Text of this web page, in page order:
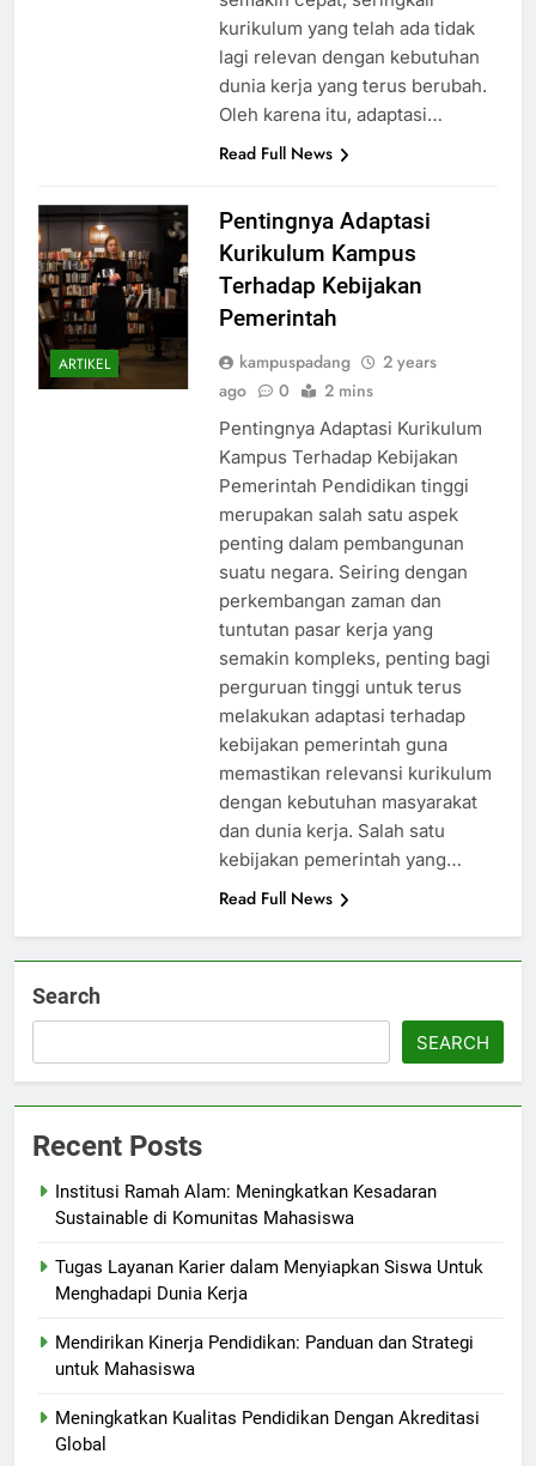
kurikulum yang telah ada tidak
lagi relevan dengan kebutuhan
dunia kerja yang terus berubah.
Oleh karena itu, adaptasi…
Read Full News
ARTIKEL
Pentingnya Adaptasi
Kurikulum Kampus
Terhadap Kebijakan
Pemerintah
kampuspadang
2 years
ago
0 2 mins
Pentingnya Adaptasi Kurikulum
Kampus Terhadap Kebijakan
Pemerintah Pendidikan tinggi
merupakan salah satu aspek
penting dalam pembangunan
suatu negara. Seiring dengan
perkembangan zaman dan
tuntutan pasar kerja yang
semakin kompleks, penting bagi
perguruan tinggi untuk terus
melakukan adaptasi terhadap
kebijakan pemerintah guna
memastikan relevansi kurikulum
dengan kebutuhan masyarakat
dan dunia kerja. Salah satu
kebijakan pemerintah yang…
Read Full News
Search
SEARCH
Recent Posts
Institusi Ramah Alam: Meningkatkan Kesadaran
Sustainable di Komunitas Mahasiswa
Tugas Layanan Karier dalam Menyiapkan Siswa Untuk
Menghadapi Dunia Kerja
Mendirikan Kinerja Pendidikan: Panduan dan Strategi
untuk Mahasiswa
Meningkatkan Kualitas Pendidikan Dengan Akreditasi
Global